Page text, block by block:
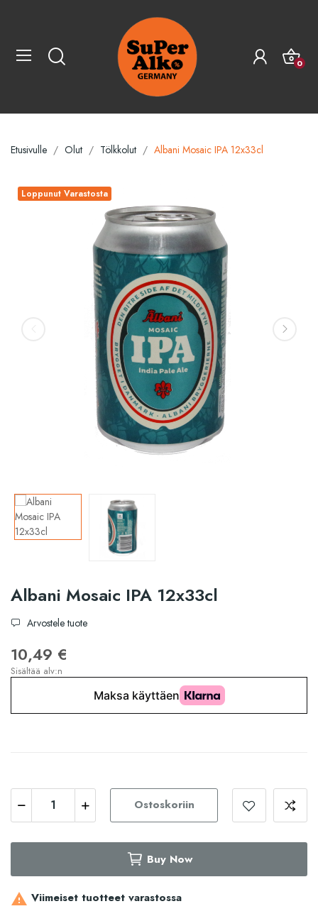
0
Etusivulle Olut Tölkkolut Albani Mosaic IPA 12x33cl
Loppunut Varastosta
Albani Mosaic IPA 12x33cl
Arvostele tuote
10,49 €
Sisältää alv:n
Ostoskoriin
Buy Now
 Viimeiset tuotteet varastossa